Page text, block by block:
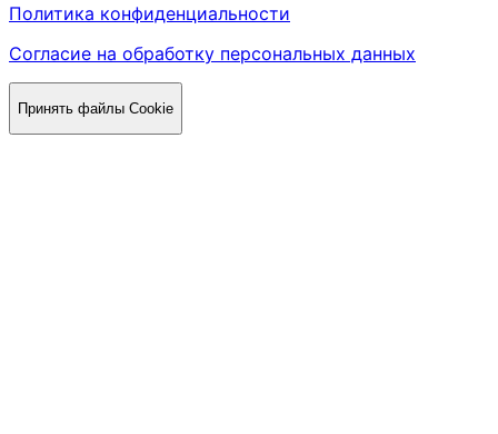
Политика конфиденциальности
Согласие на обработку персональных данных
Принять файлы Cookie